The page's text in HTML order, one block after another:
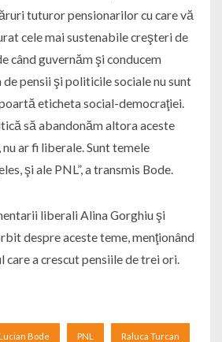
tuturor pensionarilor cu care vă
cele mai sustenabile creşteri de
când guvernăm şi conducem
pensii şi politicile sociale nu sunt
eticheta social-democraţiei.
să abandonăm altora aceste
ar fi liberale. Sunt temele
şi ale PNL”, a transmis Bode.
liberali Alina Gorghiu şi
despre aceste teme, menţionând
care a crescut pensiile de trei ori.
Bode PNL Raluca Turcan